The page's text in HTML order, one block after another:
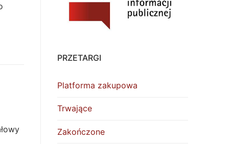
PRZETARGI
Platforma zakupowa
Trwające
Zakończone